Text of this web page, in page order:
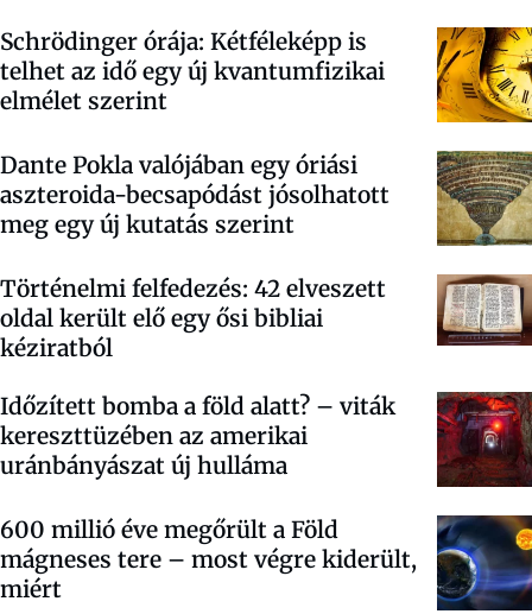
Schrödinger órája: Kétféleképp is
telhet az idő egy új kvantumfizikai
elmélet szerint
Dante Pokla valójában egy óriási
aszteroida-becsapódást jósolhatott
meg egy új kutatás szerint
Történelmi felfedezés: 42 elveszett
oldal került elő egy ősi bibliai
kéziratból
Időzített bomba a föld alatt? – viták
kereszttüzében az amerikai
uránbányászat új hulláma
600 millió éve megőrült a Föld
mágneses tere – most végre kiderült,
miért